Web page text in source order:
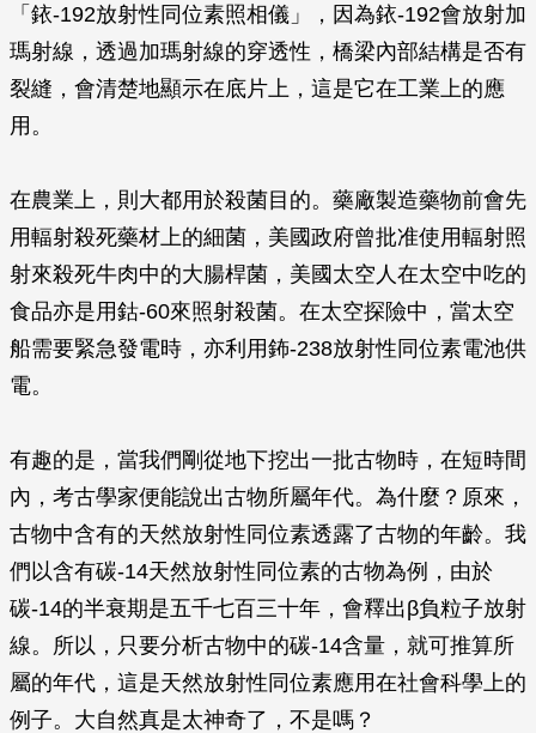
「銥-192放射性同位素照相儀」，因為銥-192會放射加
瑪射線，透過加瑪射線的穿透性，橋梁內部結構是否有
裂縫，會清楚地顯示在底片上，這是它在工業上的應
用。
在農業上，則大都用於殺菌目的。藥廠製造藥物前會先
用輻射殺死藥材上的細菌，美國政府曾批准使用輻射照
射來殺死牛肉中的大腸桿菌，美國太空人在太空中吃的
食品亦是用鈷-60來照射殺菌。在太空探險中，當太空
船需要緊急發電時，亦利用鈽-238放射性同位素電池供
電。
有趣的是，當我們剛從地下挖出一批古物時，在短時間
內，考古學家便能說出古物所屬年代。為什麼？原來，
古物中含有的天然放射性同位素透露了古物的年齡。我
們以含有碳-14天然放射性同位素的古物為例，由於
碳-14的半衰期是五千七百三十年，會釋出β負粒子放射
線。所以，只要分析古物中的碳-14含量，就可推算所
屬的年代，這是天然放射性同位素應用在社會科學上的
例子。大自然真是太神奇了，不是嗎？